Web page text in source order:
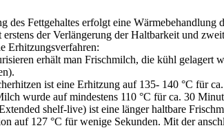
des Fettgehaltes erfolgt eine Wärmebehandlung
der Verlängerung der Haltbarkeit und
Erhitzungsverfahren:
erhält man Frischmilch, die kühl gelagert
ist eine Erhitzung auf 135- 140 °C für
wurde auf mindestens 110 °C für ca. 30
shelf-live) ist eine länger haltbare
auf 127 °C für wenige Sekunden. Mit der